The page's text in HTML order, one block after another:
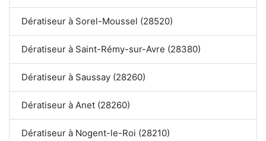
Dératiseur à Sorel-Moussel (28520)
Dératiseur à Saint-Rémy-sur-Avre (28380)
Dératiseur à Saussay (28260)
Dératiseur à Anet (28260)
Dératiseur à Nogent-le-Roi (28210)